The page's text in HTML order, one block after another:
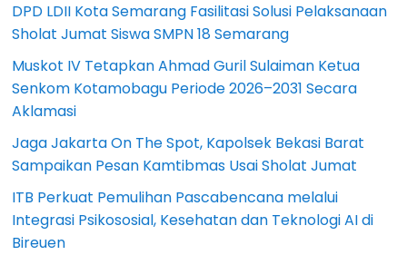
DPD LDII Kota Semarang Fasilitasi Solusi Pelaksanaan
Sholat Jumat Siswa SMPN 18 Semarang
Muskot IV Tetapkan Ahmad Guril Sulaiman Ketua
Senkom Kotamobagu Periode 2026–2031 Secara
Aklamasi
Jaga Jakarta On The Spot, Kapolsek Bekasi Barat
Sampaikan Pesan Kamtibmas Usai Sholat Jumat
ITB Perkuat Pemulihan Pascabencana melalui
Integrasi Psikososial, Kesehatan dan Teknologi AI di
Bireuen